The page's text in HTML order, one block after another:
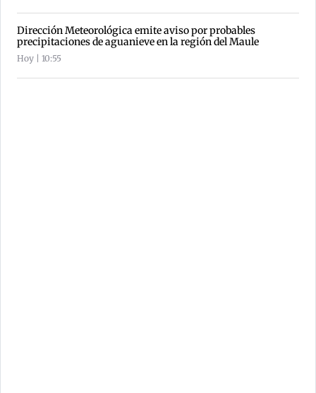
Dirección Meteorológica emite aviso por probables
precipitaciones de aguanieve en la región del Maule
Hoy | 10:55